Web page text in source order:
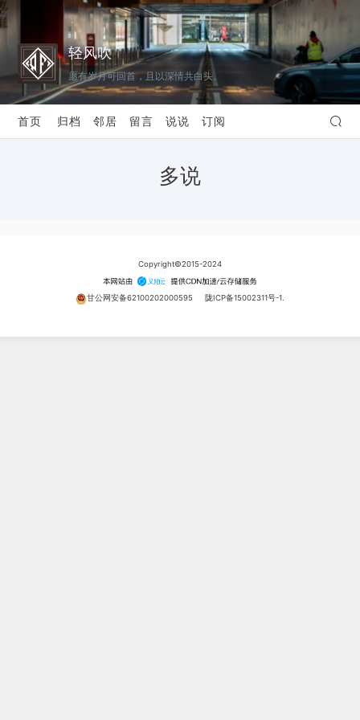
轻风吹
愿有岁月可回首，且以深情共白头。
首页 归档 邻居 留言 说说 订阅
多说
Copyright©2015-2024
甘公网安备62100202000595 陇ICP备15002311号-1.